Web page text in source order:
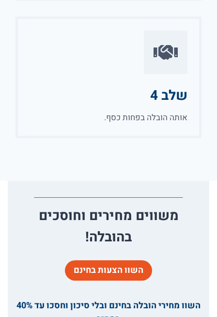
שלב 4
אותה הובלה בפחות כסף.
משווים מחירים וחוסכים
בהובלה!
השוו הצעות בחינם
השוו מחירי הובלה בחינם ובלי סיכון וחסכו עד 40%